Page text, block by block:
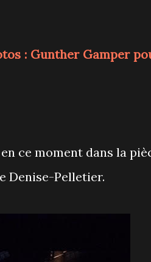
: Gunther Gamper
ce moment dans la
Denise-Pelletier.